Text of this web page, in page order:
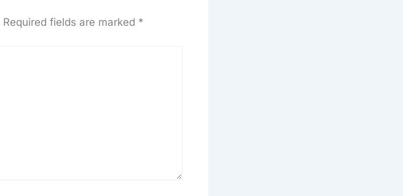
Required fields are marked *